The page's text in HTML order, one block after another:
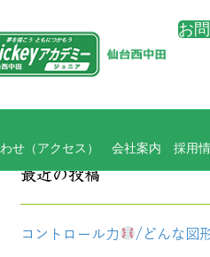
せ（アクセス） 会社案内 採用
お
最近の投稿
コントロール力
/どんな図